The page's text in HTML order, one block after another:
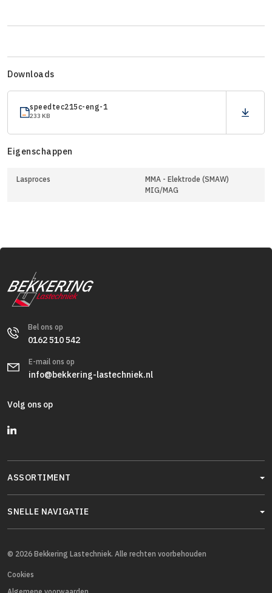
Downloads
speedtec215c-eng-1
233 KB
Eigenschappen
Lasproces
MMA - Elektrode (SMAW)
MIG/MAG
Bel ons op
0162 510 542
E-mail ons op
info@bekkering-lastechniek.nl
Volg ons op
ASSORTIMENT
SNELLE NAVIGATIE
© 2026 Bekkering Lastechniek. Alle rechten voorbehouden
Cookies